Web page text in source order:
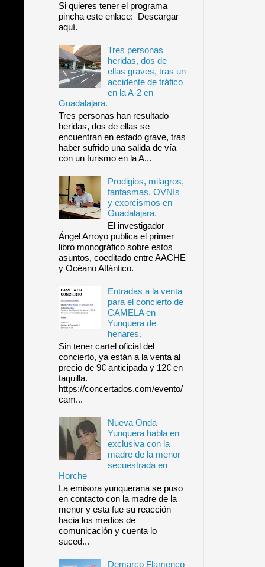
Si quieres tener el programa
pincha este enlace: Descargar
aquí.
Tres personas
heridas, dos de
ellas graves, tras un
accidente de tráfico
en la A-2 en
Guadalajara.
Tres personas han resultado
heridas, dos de ellas se
encuentran en estado grave, tras
haber sufrido una salida de vía
con un turismo en la A...
Prodigios, milagros,
fantasmas, OVNIs
y exorcismos en
Guadalajara.
El investigador
Ángel Arroyo publica el primer
libro monográfico sobre estos
asuntos, coeditado entre AACHE
y Océano Atlántico.
Entradas a la venta
para el concierto de
CAMELA en
Yunquera de
henares.
Sin tener cartel oficial del
concierto, ya están a la venta al
precio de 9€ anticipada y 12€ en
taquilla.
https://concertados.com/evento/
cam...
Nueva Onda
Yunquera habla en
exclusiva con la
madre de la menor
secuestrada en
Horche
La emisora yunquerana se puso
en contacto con la madre de la
menor y esta fue su reacción
hacia los medios de
comunicación y cuenta lo
suced...
Demarco Flamenco